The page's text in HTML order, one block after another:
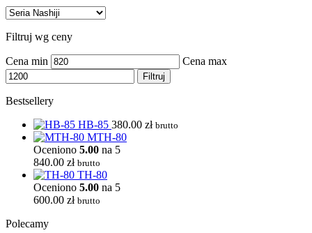
Filtruj wg ceny
Cena min Cena max
Filtruj
Bestsellery
HB-85 380.00 zł brutto
MTH-80
Oceniono 5.00 na 5
840.00 zł brutto
TH-80
Oceniono 5.00 na 5
600.00 zł brutto
Polecamy